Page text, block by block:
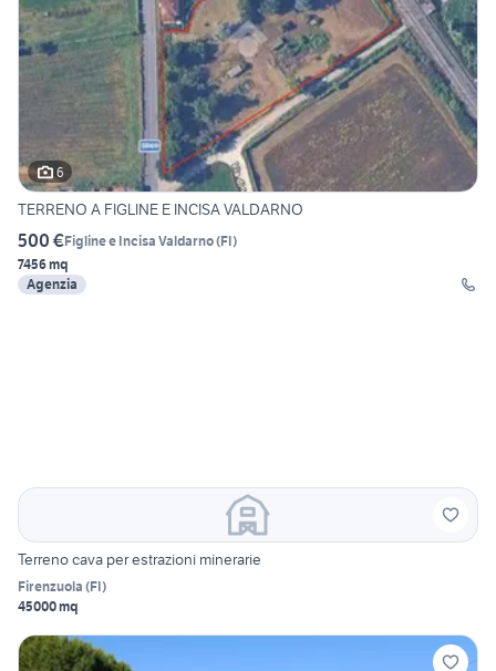
6
TERRENO A FIGLINE E INCISA VALDARNO
500 €Figline e Incisa Valdarno(FI)
7456 mq
Agenzia
Terreno cava per estrazioni minerarie
Firenzuola (FI)
45000 mq